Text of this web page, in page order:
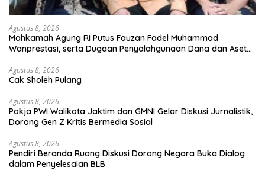
Agustus 8, 2026
Mahkamah Agung RI Putus Fauzan Fadel Muhammad
Wanprestasi, serta Dugaan Penyalahgunaan Dana dan Aset
Agustus 8, 2026
Cak Sholeh Pulang
Agustus 8, 2026
Pokja PWI Walikota Jaktim dan GMNI Gelar Diskusi Jurnalistik,
Dorong Gen Z Kritis Bermedia Sosial
Agustus 8, 2026
Pendiri Beranda Ruang Diskusi Dorong Negara Buka Dialog
dalam Penyelesaian BLB